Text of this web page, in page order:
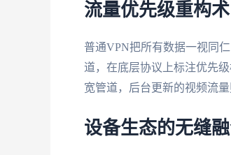
流量优先级重构术
普通VPN把所有数据一视同
道，在底层协议上标注优先
宽管道，后台更新的视频流
设备生态的无缝